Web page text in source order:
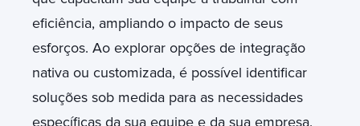
eficiência, ampliando o impacto de seus
esforços. Ao explorar opções de integração
nativa ou customizada, é possível identificar
soluções sob medida para as necessidades
específicas da sua equipe e da sua empresa.